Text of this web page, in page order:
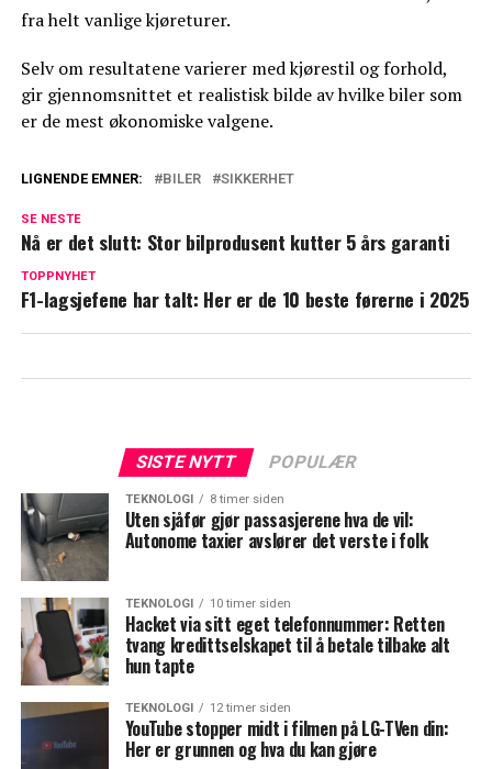
fra helt vanlige kjøreturer.
Selv om resultatene varierer med kjørestil og forhold,
gir gjennomsnittet et realistisk bilde av hvilke biler som
er de mest økonomiske valgene.
LIGNENDE EMNER: BILER SIKKERHET
SE NESTE
Nå er det slutt: Stor bilprodusent kutter 5 års garanti
TOPPNYHET
F1-lagsjefene har talt: Her er de 10 beste førerne i 2025
SISTE NYTT POPULÆR
TEKNOLOGI 8 timer siden
Uten sjåfør gjør passasjerene hva de vil:
Autonome taxier avslører det verste i folk
TEKNOLOGI 10 timer siden
Hacket via sitt eget telefonnummer: Retten
tvang kredittselskapet til å betale tilbake alt
hun tapte
TEKNOLOGI 12 timer siden
YouTube stopper midt i filmen på LG-TVen din:
Her er grunnen og hva du kan gjøre